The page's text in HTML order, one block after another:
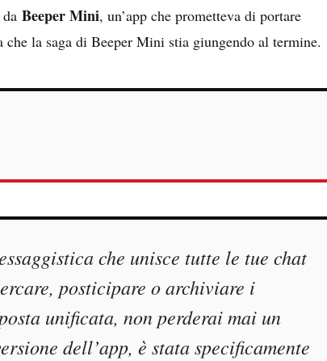
Beeper Mini, un’app che prometteva di portare
la saga di Beeper Mini stia giungendo al termine.
che unisce tutte le tue chat
posticipare o archiviare i
unificata, non perderai mai un
dell’app, è stata specificamente